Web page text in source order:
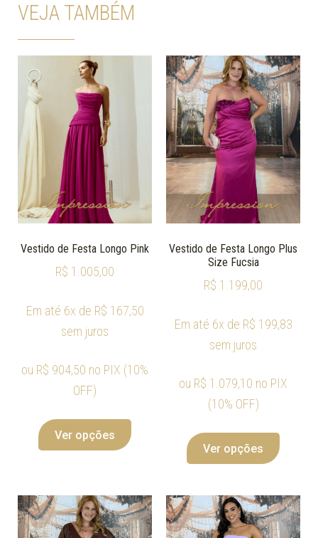
VEJA TAMBÉM
Vestido de Festa Longo Pink
R$ 1.005,00
Em até 6x de R$ 167,50
sem juros
ou R$ 904,50 no PIX (10%
OFF)
Ver opções
Vestido de Festa Longo Plus
Size Fucsia
R$ 1.199,00
Em até 6x de R$ 199,83
sem juros
ou R$ 1.079,10 no PIX
(10% OFF)
Ver opções